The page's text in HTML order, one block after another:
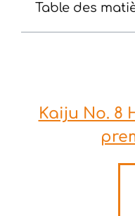
Table des
Kaiju No. 8